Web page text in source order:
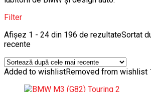
Filter
Afișez 1 - 24 din 196 de rezultateSortat
recente
Added to wishlistRemoved from wishlist